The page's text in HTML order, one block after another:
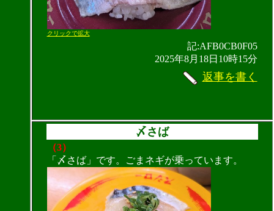
クリックで拡大
記:AFB0CB0F05
2025年8月18日10時15分
返事を書く
〆さば
（3）
「〆さば」です。ごまネギが乗っています。